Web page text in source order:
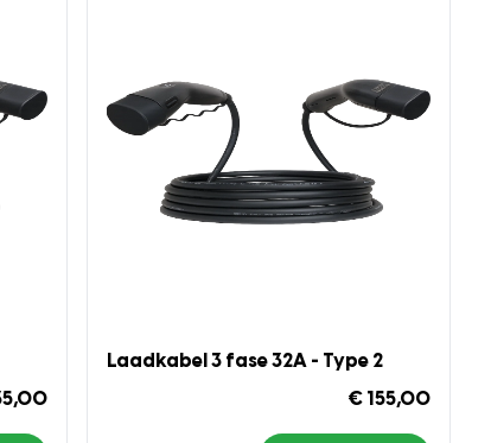
Laadkabel 3 fase 32A - Type 2
€ 155,00